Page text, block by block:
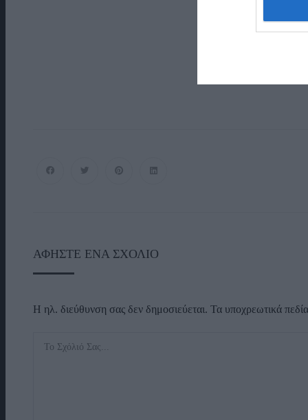
ΑΦΉΣΤΕ ΈΝΑ ΣΧΌΛΙΟ
Η ηλ. διεύθυνση σας δεν δημοσιεύεται. Τα υποχρεωτικά